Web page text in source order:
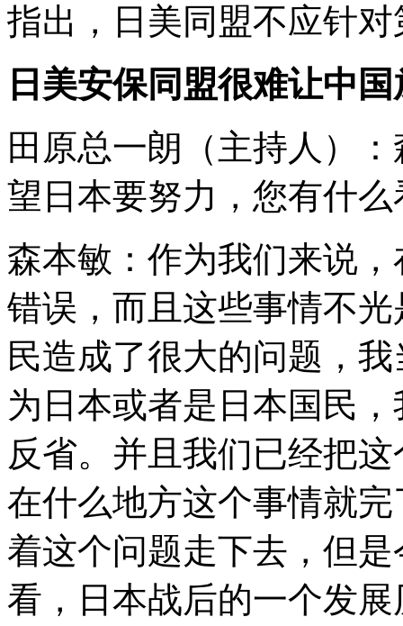
指出，日美同盟不应针
日美安保同盟很难让中
田原总一朗（主持人）
望日本要努力，您有什么
森本敏：作为我们来说
错误，而且这些事情不
民造成了很大的问题，
为日本或者是日本国民
反省。并且我们已经把
在什么地方这个事情就
着这个问题走下去，但
看，日本战后的一个发